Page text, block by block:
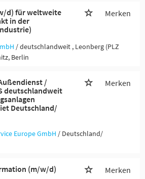
d) für weltweite
in der
Merken
/ deutschlandweit , Leonberg (PLZ
Berlin
/
deutschlandweit
Deutschland/
Merken
Europe GmbH / Deutschland/
(m/w/d) Merken